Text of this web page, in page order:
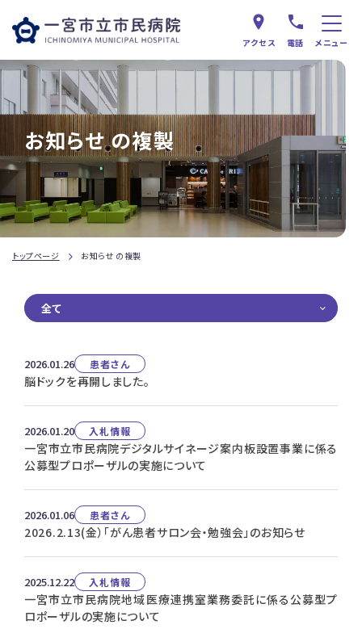
アクセス 電話 メニュー
お知らせ の複製
トップページ お知らせ の複製
2026.01.26 患者さん
脳ドックを再開しました。
2026.01.20 入札情報
一宮市立市民病院デジタルサイネージ案内板設置事業に係る
公募型プロポーザルの実施について
2026.01.06 患者さん
2026.2.13(金）「がん患者サロン会・勉強会」のお知らせ
2025.12.22 入札情報
一宮市立市民病院地域医療連携室業務委託に係る公募型プ
ロポーザルの実施について